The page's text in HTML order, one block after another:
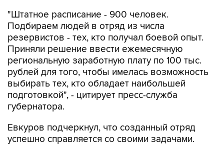
"Штатное расписание - 900 человек.
Подбираем людей в отряд из числа
резервистов - тех, кто получал боевой опыт.
Приняли решение ввести ежемесячную
региональную заработную плату по 100 тыс.
рублей для того, чтобы имелась возможность
выбирать тех, кто обладает наибольшей
подготовкой", - цитирует пресс-служба
губернатора.
Евкуров подчеркнул, что созданный отряд
успешно справляется со своими задачами.